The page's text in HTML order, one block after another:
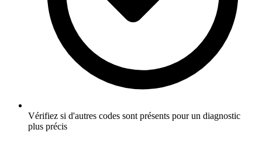
Vérifiez si d'autres codes sont présents pour un diagnostic
plus précis